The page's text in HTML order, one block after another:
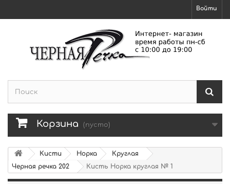
Войти
Корзина (пусто)
Кисти Норка
Круглая
Черная речка 202
Кисть Норка круглая № 1